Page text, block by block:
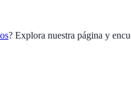
? Explora nuestra página y